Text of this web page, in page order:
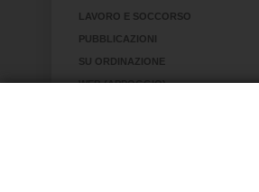
LAVORO E SOCCORSO
PUBBLICAZIONI
SU ORDINAZIONE
WEB (APPOGGIO)